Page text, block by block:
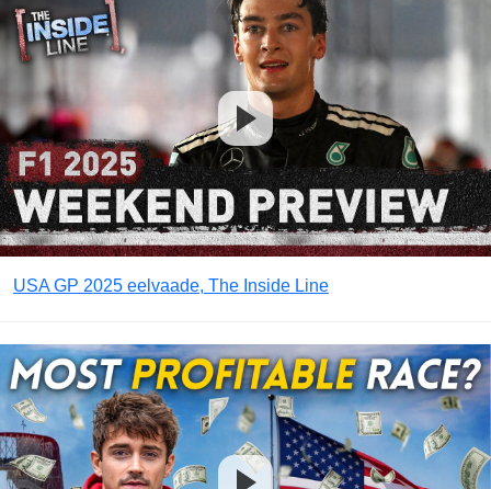
USA GP 2025 eelvaade, The Inside Line